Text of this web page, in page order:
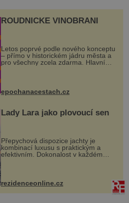
ROUDNICKÉ VINOBRANÍ
Letos poprvé podle nového konceptu
– přímo v historickém jádru města a
pro všechny zcela zdarma. Hlavní
program se odehraje na Karlově a
mohou těšit na víno, burčák, pes...
epochanacestach.cz
Lady Lara jako plovoucí sen
Přepychová dispozice jachty je
kombinací luxusu s praktickým a
efektivním. Dokonalost v každém
detailu představuje značka Fendi
Casa, kterou byly vybaveny její
paluby. Monacký přístav nabízí
každoročn...
rezidenceonline.cz